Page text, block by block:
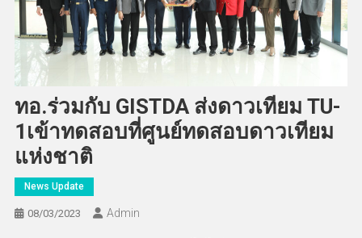
ทอ.ร่วมกับ GISTDA ส่งดาวเทียม TU-
1เข้าทดสอบที่ศูนย์ทดสอบดาวเทียม
แห่งชาติ
News Update
08/03/2023 Admin